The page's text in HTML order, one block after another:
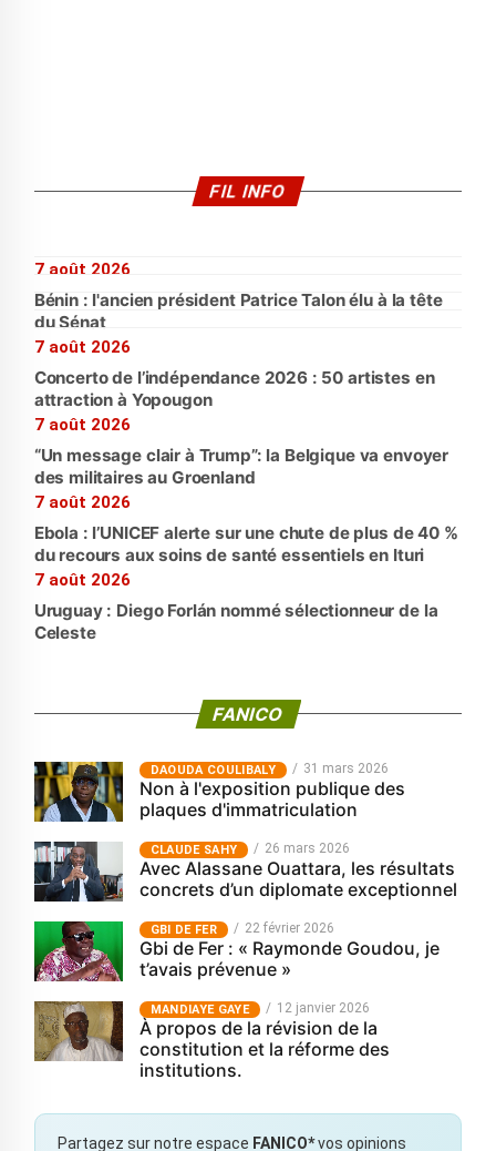
FIL INFO
7 août 2026
Bénin : l'ancien président Patrice Talon élu à la tête
du Sénat
7 août 2026
Concerto de l’indépendance 2026 : 50 artistes en
attraction à Yopougon
7 août 2026
“Un message clair à Trump”: la Belgique va envoyer
des militaires au Groenland
7 août 2026
Ebola : l’UNICEF alerte sur une chute de plus de 40 %
du recours aux soins de santé essentiels en Ituri
7 août 2026
Uruguay : Diego Forlán nommé sélectionneur de la
Celeste
FANICO
‎DAOUDA COULIBALY 31 mars 2026
Non à l'exposition publique des
plaques d'immatriculation
CLAUDE SAHY 26 mars 2026
Avec Alassane Ouattara, les résultats
concrets d’un diplomate exceptionnel
GBI DE FER 22 février 2026
Gbi de Fer : « Raymonde Goudou, je
t’avais prévenue »
MANDIAYE GAYE 12 janvier 2026
À propos de la révision de la
constitution et la réforme des
institutions.
Partagez sur notre espace FANICO*vos opinions